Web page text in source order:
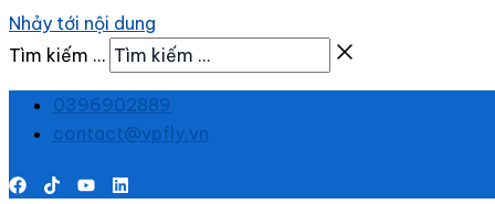
Nhảy tới nội dung
Tìm kiếm …
0396902889
contact@vpfly.vn